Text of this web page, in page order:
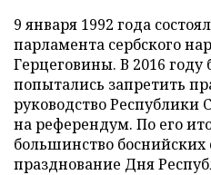
9 января 1992 года
парламента сербского
Герцеговины. В 2016 году
попытались запретить
руководство Республики
на референдум. По его
большинство
празднование Дня